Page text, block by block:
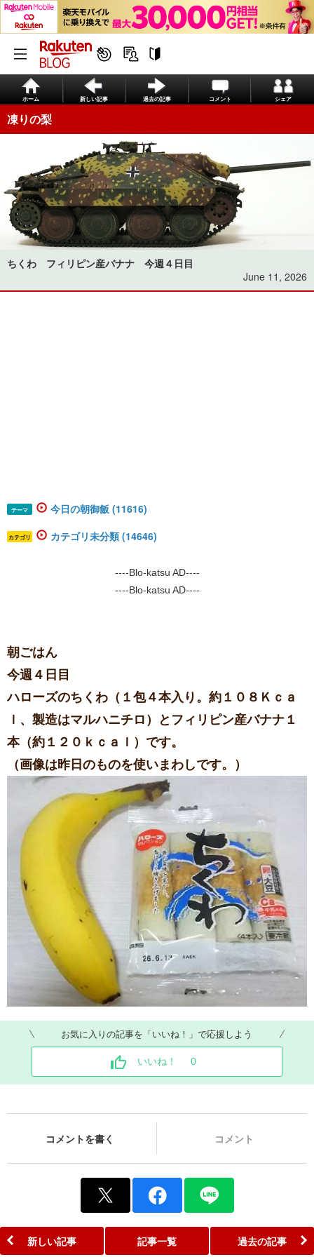
ホーム 新しい記事 過去の記事 コメント シェア
凍りの梨
ちくわ フィリピン産バナナ 今週４日目
June 11, 2026
テーマ 今日の朝御飯 (11616)
カテゴリ カテゴリ未分類 (14646)
----Blo-katsu AD----
----Blo-katsu AD----
朝ごはん
今週４日目
​ハローズのちくわ（１包４本入り。約１０８Ｋｃａ
ｌ、製造はマルハニチロ）とフィリピン産バナナ１
本（約１２０ｋｃａｌ）です。
（画像は昨日のものを使いまわしです。）
お気に入りの記事を「いいね！」で応援しよう
いいね！ 0
コメントを書く コメント
新しい記事 記事一覧 過去の記事